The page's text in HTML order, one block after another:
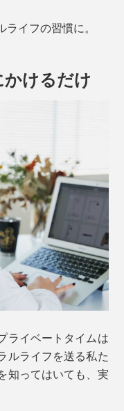
イフの習慣に。
かけるだけ
ライベートタイムは
ルライフを送る私た
知ってはいても、実